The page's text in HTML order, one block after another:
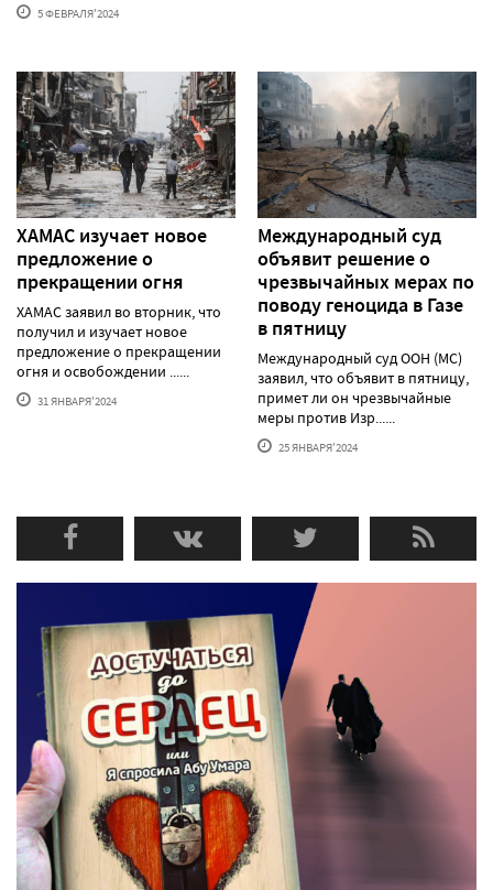
5 ФЕВРАЛЯ'2024
ХАМАС изучает новое
предложение о
прекращении огня
ХАМАС заявил во вторник, что
получил и изучает новое
предложение о прекращении
огня и освобождении ......
31 ЯНВАРЯ'2024
Международный суд
объявит решение о
чрезвычайных мерах по
поводу геноцида в Газе
в пятницу
Международный суд ООН (МС)
заявил, что объявит в пятницу,
примет ли он чрезвычайные
меры против Изр......
25 ЯНВАРЯ'2024